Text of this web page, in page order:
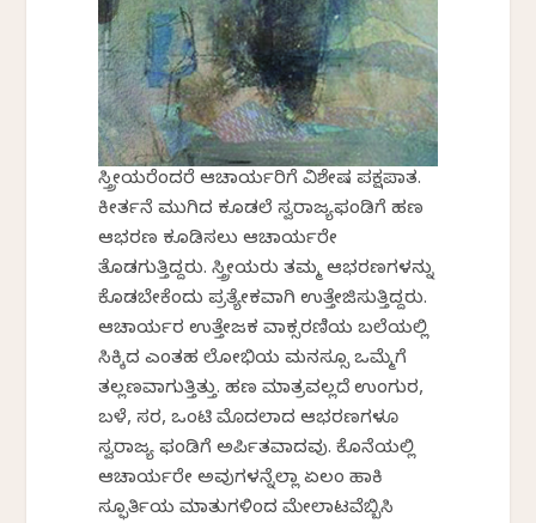
ಸ್ತ್ರೀಯರೆಂದರೆ ಆಚಾರ್ಯರಿಗೆ ವಿಶೇಷ ಪಕ್ಷಪಾತ.
ಕೀರ್ತನೆ ಮುಗಿದ ಕೂಡಲೆ ಸ್ವರಾಜ್ಯಫಂಡಿಗೆ ಹಣ
ಆಭರಣ ಕೂಡಿಸಲು ಆಚಾರ್ಯರೇ
ತೊಡಗುತ್ತಿದ್ದರು. ಸ್ತ್ರೀಯರು ತಮ್ಮ ಆಭರಣಗಳನ್ನು
ಕೊಡಬೇಕೆಂದು ಪ್ರತ್ಯೇಕವಾಗಿ ಉತ್ತೇಜಿಸುತ್ತಿದ್ದರು.
ಆಚಾರ್ಯರ ಉತ್ತೇಜಕ ವಾಕ್ಸರಣಿಯ ಬಲೆಯಲ್ಲಿ
ಸಿಕ್ಕಿದ ಎಂತಹ ಲೋಭಿಯ ಮನಸ್ಸೂ ಒಮ್ಮೆಗೆ
ತಲ್ಲಣವಾಗುತ್ತಿತ್ತು. ಹಣ ಮಾತ್ರವಲ್ಲದೆ ಉಂಗುರ,
ಬಳೆ, ಸರ, ಒಂಟಿ ಮೊದಲಾದ ಆಭರಣಗಳೂ
ಸ್ವರಾಜ್ಯ ಫಂಡಿಗೆ ಅರ್ಪಿತವಾದವು. ಕೊನೆಯಲ್ಲಿ
ಆಚಾರ್ಯರೇ ಅವುಗಳನ್ನೆಲ್ಲಾ ಏಲಂ ಹಾಕಿ
ಸ್ಫೂರ್ತಿಯ ಮಾತುಗಳಿಂದ ಮೇಲಾಟವೆಬ್ಬಿಸಿ